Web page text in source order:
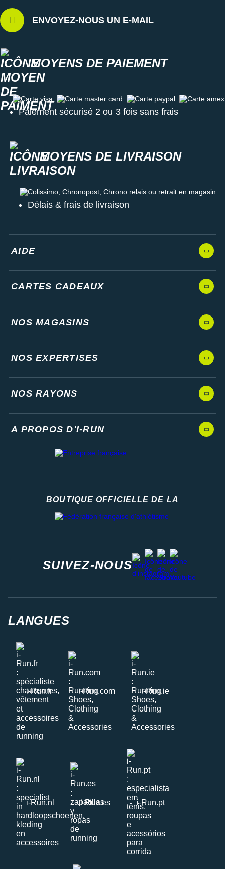
ENVOYEZ-NOUS UN E-MAIL
MOYENS DE PAIEMENT
Carte visa Carte master card Carte paypal Carte amex
Paiement sécurisé 2 ou 3 fois sans frais
MOYENS DE LIVRAISON
Colissimo, Chronopost, Chrono relais ou retrait en magasin
Délais & frais de livraison
AIDE
CARTES CADEAUX
NOS MAGASINS
NOS EXPERTISES
NOS RAYONS
A PROPOS D'I-RUN
BOUTIQUE OFFICIELLE DE LA
SUIVEZ-NOUS
instagram
facebook
stravayoutube
LANGUES
i-Run.fr i-Run.com i-Run.ie
i-Run.nl i-Run.es i-Run.pt